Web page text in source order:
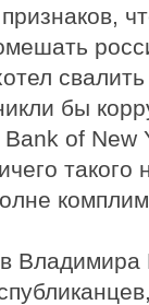
бы
of New
такого